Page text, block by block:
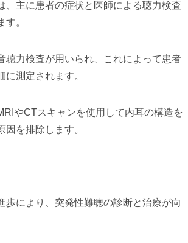
、主に患者の症状と医師による聴力検査
す。
聴力検査が用いられ、これによって患者
に測定されます。
やCTスキャンを使用して内耳の構造を
因を排除します。
歩により、突発性難聴の診断と治療が向